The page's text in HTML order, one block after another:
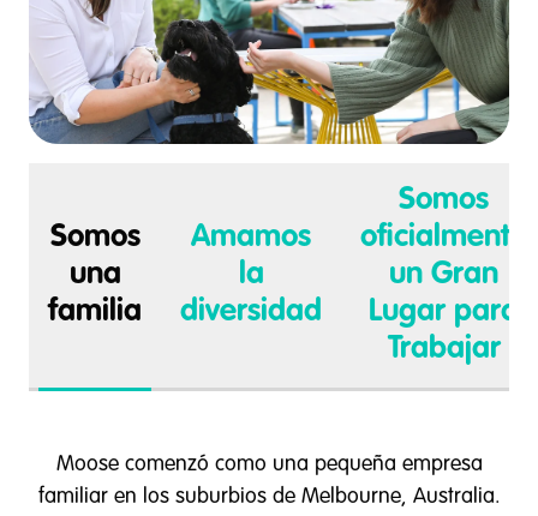
Somos
una
familia
Amamos
la
diversidad
Somos
oficialmente
un Gran
Lugar para
Trabajar
Moose comenzó como una pequeña empresa
familiar en los suburbios de Melbourne, Australia.